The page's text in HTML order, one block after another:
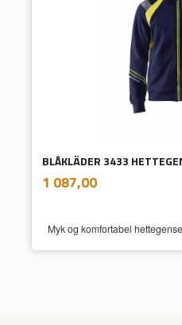
BLÅKLÄDER 3433
Pris
1 087,00mva.
Myk og komfortabel